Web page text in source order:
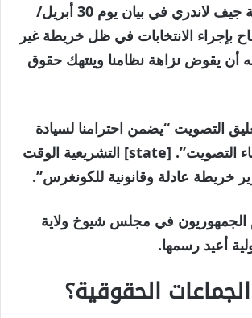
وقال حاكم الولاية جيف لاندري في بيان يوم 30 أبريل/
بإجراء الانتخابات في ظل خريطة غير
أن يقوض نزاهة نظامنا وينتهك حقوق
التصويت “يضمن احترامنا لسيادة
القانون أثناء إعطاء التصويت”. [state] التشريعية الوقت
خريطة عادلة وقانونية للكونغرس”.
الجمهوريون في مجلس شيوخ ولاية
أعيد رسمها.
الحقوقية؟